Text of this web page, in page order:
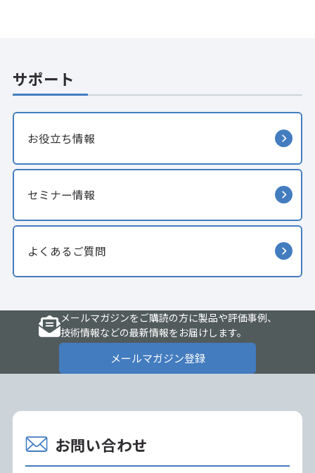
サポート
お役立ち情報
セミナー情報
よくあるご質問
メールマガジンをご購読の方に製品や評価事例、
技術情報などの最新情報をお届けします。
メールマガジン登録
お問い合わせ